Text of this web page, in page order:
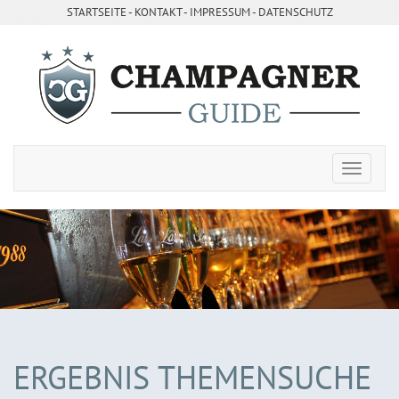
STARTSEITE- ­ KONTAKT- ­ IMPRESSUM- DATENSCHUTZ
ERGEBNIS THEMENSUCHE